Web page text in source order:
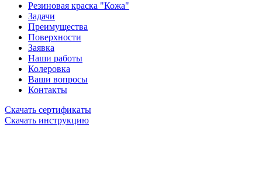
Резиновая краска "Кожа"
Задачи
Преимущества
Поверхности
Заявка
Наши работы
Колеровка
Ваши вопросы
Контакты
Скачать сертификаты
Скачать инструкцию